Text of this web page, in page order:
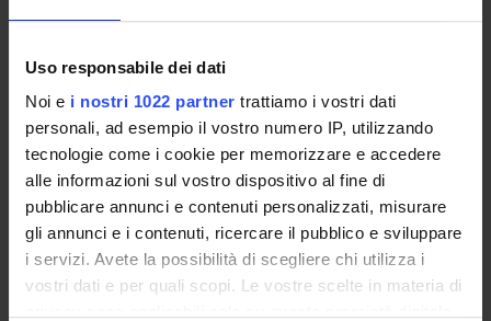
Uso responsabile dei dati
Noi e i nostri 1022 partner trattiamo i vostri dati
personali, ad esempio il vostro numero IP, utilizzando
tecnologie come i cookie per memorizzare e accedere
alle informazioni sul vostro dispositivo al fine di
pubblicare annunci e contenuti personalizzati, misurare
gli annunci e i contenuti, ricercare il pubblico e sviluppare
i servizi. Avete la possibilità di scegliere chi utilizza i
vostri dati e per quali scopi. Le vostre scelte in materia di
Presentazione
Come iscriversi
Insegnamenti
Calendario didattico
Orario lezioni